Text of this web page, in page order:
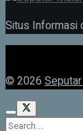
Situs Informasi
© 2026